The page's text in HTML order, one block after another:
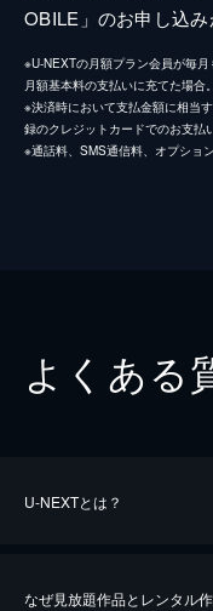
OBILE」のお申し込み
※U-NEXTの月額プラン会員が毎
月額基本料の支払いに充てた場合。
※決済時において支払金額に相当
録のクレジットカードでのお支払
※通話料、SMS通信料、オプショ
よくある
U-NEXTとは？
なぜ見放題作品とレンタル